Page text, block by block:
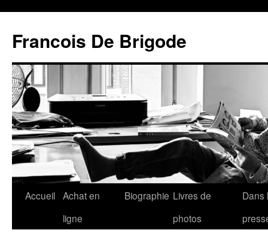
Francois De Brigode
Accueil Achat en
ligne
Biographie Livres de
photos
Dans